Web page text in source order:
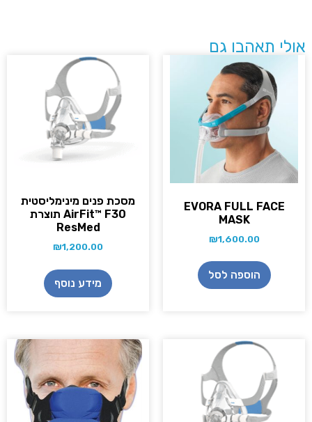
תאהבו גם
EVORA FULL FACE
MASK
₪1,600.00
הוספה לסל
מסכת פנים מינימליסטית
AirFit™ F30 תוצרת
ResMed
₪1,200.00
מידע נוסף